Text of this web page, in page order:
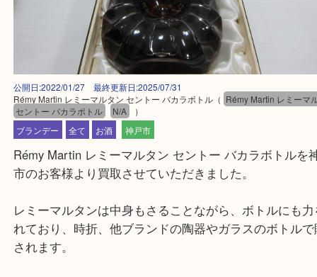
公開日:2022/01/27 最終更新日:2025/07/31
Rémy Martin レミーマルタン セントー バカラボトル（ Rémy Martin レ
ブランデー 全て お酒 神戸市
Rémy Martin レミーマルタン セントー バカラボト
市のお客様より買取させていただきました。